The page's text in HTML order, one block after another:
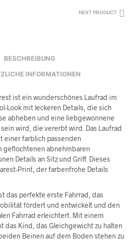
NEXT PRODUCT
BESCHREIBUNG
INFORMATIONEN
ist ein wunderschönes Laufrad im
Look mit leckeren Details, die sich
abheben und eine liebgewonnene
wird, die vererbt wird. Das Laufrad
einer farblich passenden
geflochtenen abnehmbaren
Details an Sitz und Griff. Dieses
Print, der farbenfrohe Details
das perfekte erste Fahrrad, das
fördert und entwickelt und den
Fahrrad erleichtert. Mit einem
das Kind, das Gleichgewicht zu halten
Beinen auf dem Boden stehen zu